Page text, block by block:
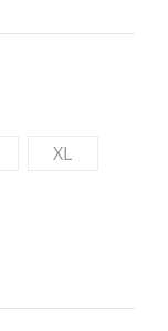
XL